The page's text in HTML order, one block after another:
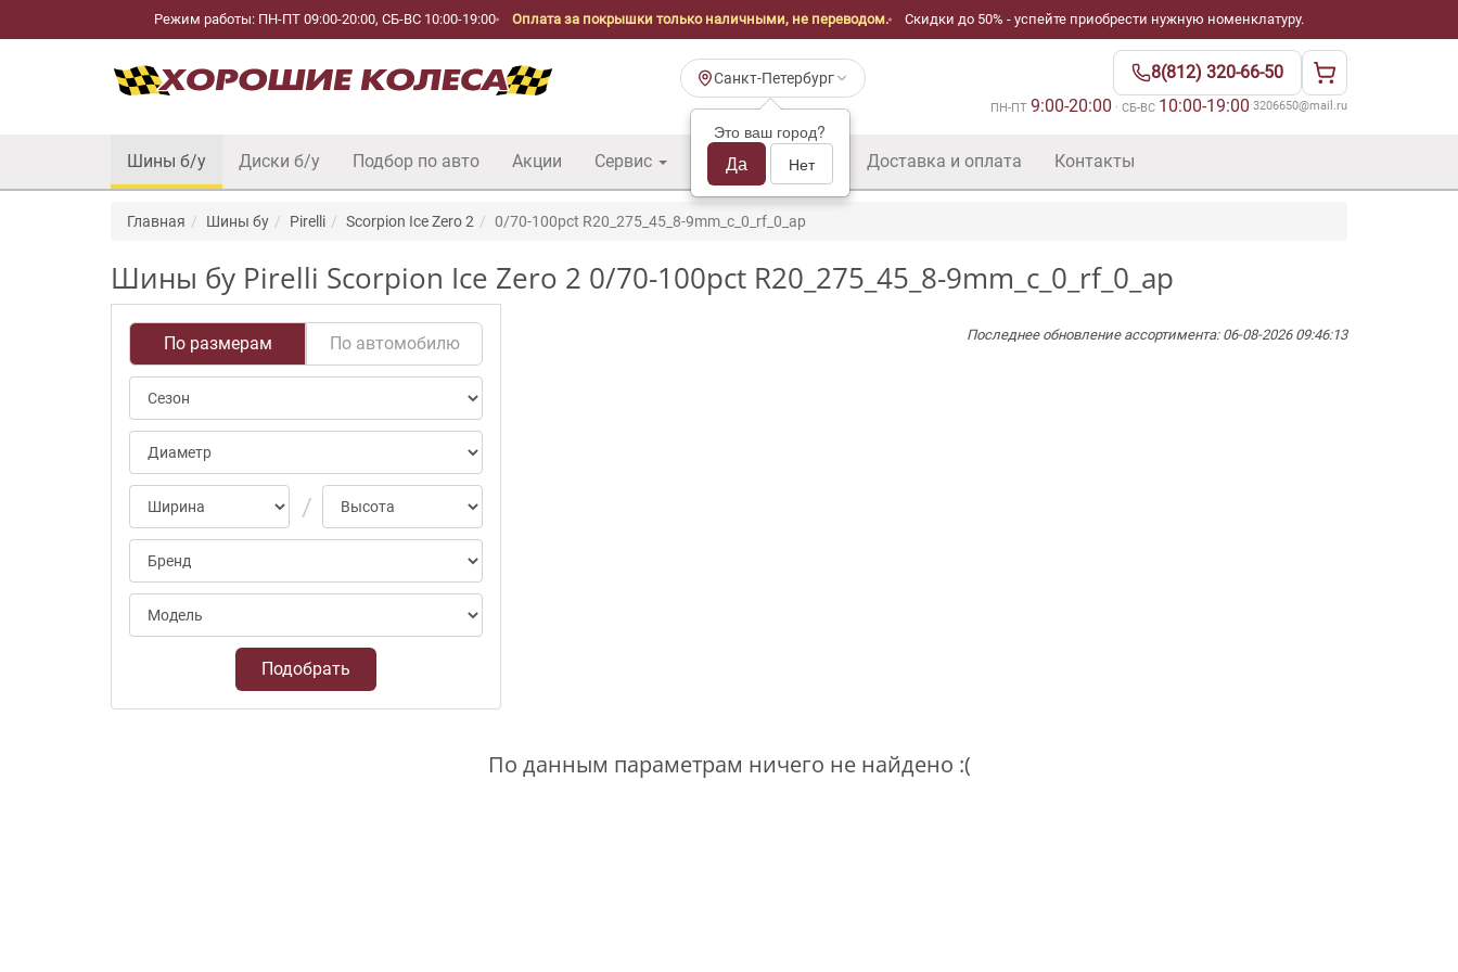
Режим работы: ПН-ПТ 09:00-20:00, СБ-ВС 10:00-19:00 Оплата за покрышки только наличными, не переводом. Скидки до 50% - успейте приобрести нужную номенклатуру.
Санкт-Петербург
Это ваш город?
Да Нет
8(812) 320-66-50
ПН-ПТ 9:00-20:00 · СБ-ВС 10:00-19:00·3206650@mail.ru
Шины б/у Диски б/у Подбор по авто Акции Сервис Шины б/у оптом Доставка и оплата Контакты
Главная Шины бу Pirelli Scorpion Ice Zero 2 0/70-100pct R20_275_45_8-9mm_c_0_rf_0_ap
Шины бу Pirelli Scorpion Ice Zero 2 0/70-100pct R20_275_45_8-9mm_c_0_rf_0_ap
По размерам По автомобилю
Подобрать
Последнее обновление ассортимента: 06-08-2026 09:46:13
По данным параметрам ничего не найдено :(